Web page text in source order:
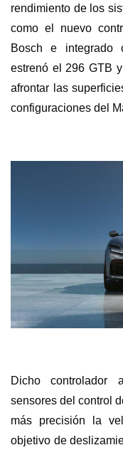
rendimiento de los
como el nuevo
Bosch e integrado
estrenó el 296 GTB
afrontar las
configuraciones del
Dicho controlador
sensores del control
más precisión la
objetivo de